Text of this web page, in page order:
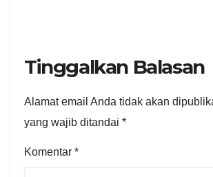
Tinggalkan Balasan
Alamat email Anda tidak akan
yang wajib ditandai *
Komentar *